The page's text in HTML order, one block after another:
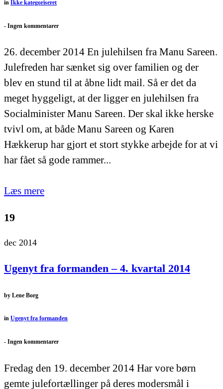
in Ikke kategoriseret
- Ingen kommentarer
26. december 2014 En julehilsen fra Manu Sareen.
Julefreden har sænket sig over familien og der
blev en stund til at åbne lidt mail. Så er det da
meget hyggeligt, at der ligger en julehilsen fra
Socialminister Manu Sareen. Der skal ikke herske
tvivl om, at både Manu Sareen og Karen
Hækkerup har gjort et stort stykke arbejde for at vi
har fået så gode rammer...
Læs mere
19
dec 2014
Ugenyt fra formanden – 4. kvartal 2014
by Lene Borg
in Ugenyt fra formanden
- Ingen kommentarer
Fredag den 19. december 2014 Har vore børn
gemte julefortællinger på deres modersmål i